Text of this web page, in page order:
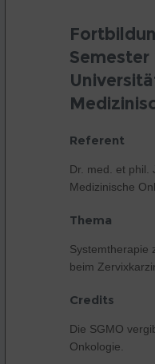
Semester
Referent
Dr. med. et phil.
Medizinische
Thema
Systemtherapie
beim
Credits
Die SGMO
Onkologie.